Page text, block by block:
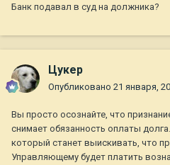
Банк подавал в суд на должника?
Цукер
Опубликовано 21 января,
Вы просто осознайте, что
снимает обязанность оплаты
который станет выискивать, что
Управляющему будет платить